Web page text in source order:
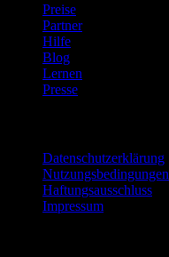
Preise
Partner
Hilfe
Blog
Lernen
Presse
Datenschutzerklärung
Nutzungsbedingungen
Haftungsausschluss
Impressum